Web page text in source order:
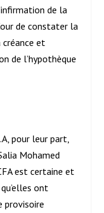
de la
de constater la
et
de l’hypothèque
pour leur part,
Mohamed
est certaine et
ont
provisoire